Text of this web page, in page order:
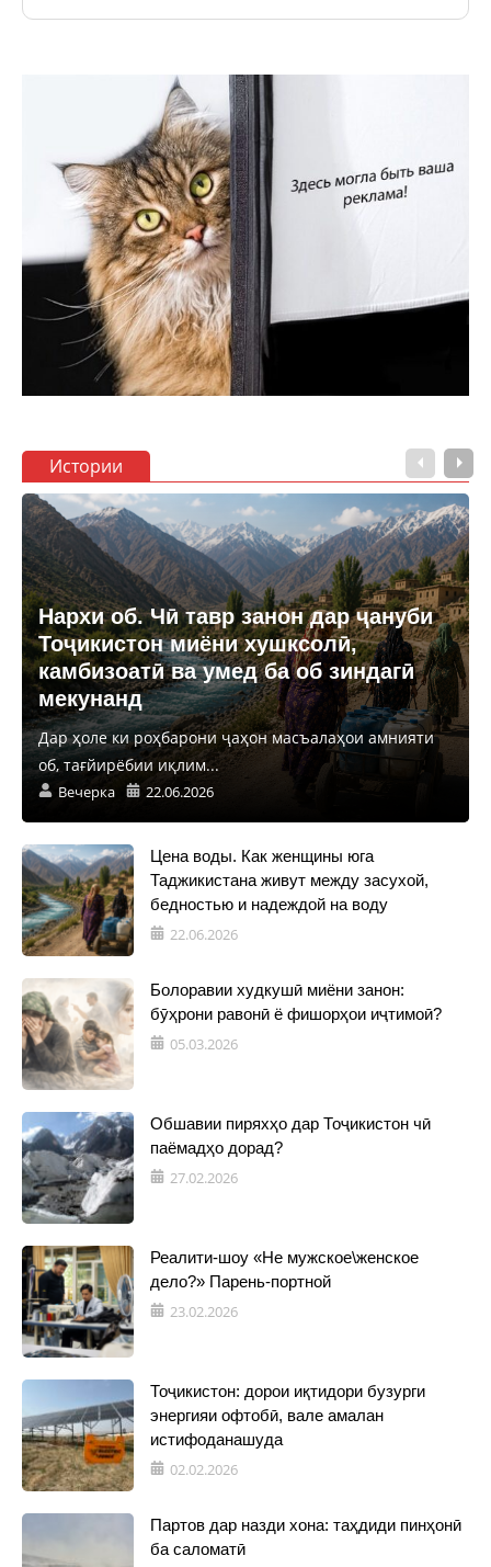
Истории
Нархи об. Чӣ тавр занон дар ҷануби
Тоҷикистон миёни хушксолӣ,
камбизоатӣ ва умед ба об зиндагӣ
мекунанд
Дар ҳоле ки роҳбарони ҷаҳон масъалаҳои амнияти
об, тағйирёбии иқлим...
Вечерка 22.06.2026
Цена воды. Как женщины юга
Таджикистана живут между засухой,
бедностью и надеждой на воду
22.06.2026
Болоравии худкушӣ миёни занон:
бӯҳрони равонӣ ё фишорҳои иҷтимоӣ?
05.03.2026
Обшавии пиряхҳо дар Тоҷикистон чӣ
паёмадҳо дорад?
27.02.2026
Реалити-шоу «Не мужское\женское
дело?» Парень-портной
23.02.2026
Тоҷикистон: дорои иқтидори бузурги
энергияи офтобӣ, вале амалан
истифоданашуда
02.02.2026
Партов дар назди хона: таҳдиди пинҳонӣ
ба саломатӣ